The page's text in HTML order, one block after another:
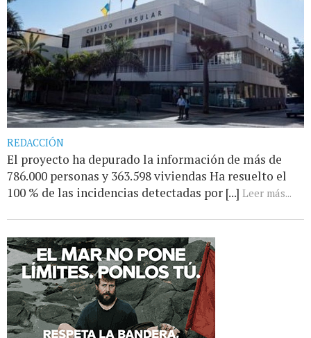
REDACCIÓN
El proyecto ha depurado la información de más de
786.000 personas y 363.598 viviendas Ha resuelto el
100 % de las incidencias detectadas por [...] Leer más...